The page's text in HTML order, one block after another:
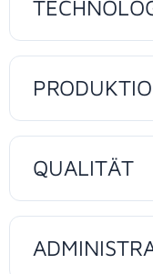
QUALITÄT